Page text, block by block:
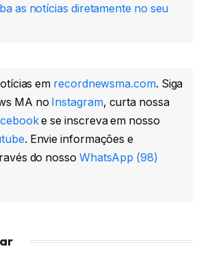
as notícias diretamente no seu
em recordnewsma.com. Siga
MA no Instagram, curta nossa
e se inscreva em nosso
. Envie informações e
do nosso WhatsApp (98)